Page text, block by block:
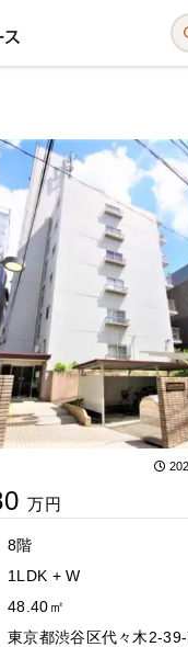
万円
8階
1LDK + W
48.40㎡
東京都渋谷区代々木2-